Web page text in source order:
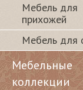
Мебель для
прихожей
Мебель для
Мебельные
коллекции